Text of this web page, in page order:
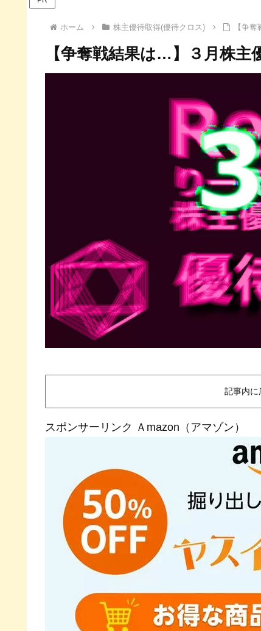
ホーム 株主優待取得(優待クロス) 【争
【争奪戦結果は…】３月株主
記事内に
スポンサーリンク Ａmazon（アマゾン）